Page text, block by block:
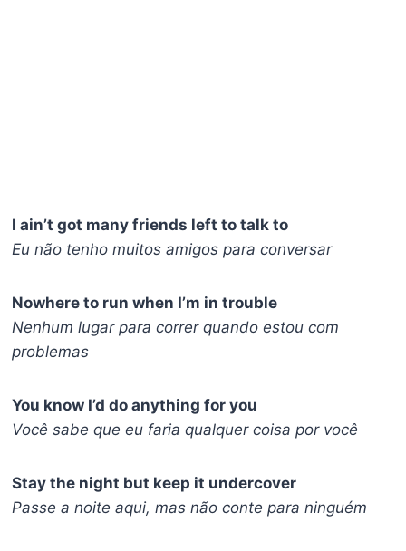
I ain’t got many friends left to talk to
Eu não tenho muitos amigos para conversar
Nowhere to run when I’m in trouble
Nenhum lugar para correr quando estou com
problemas
You know I’d do anything for you
Você sabe que eu faria qualquer coisa por você
Stay the night but keep it undercover
Passe a noite aqui, mas não conte para ninguém